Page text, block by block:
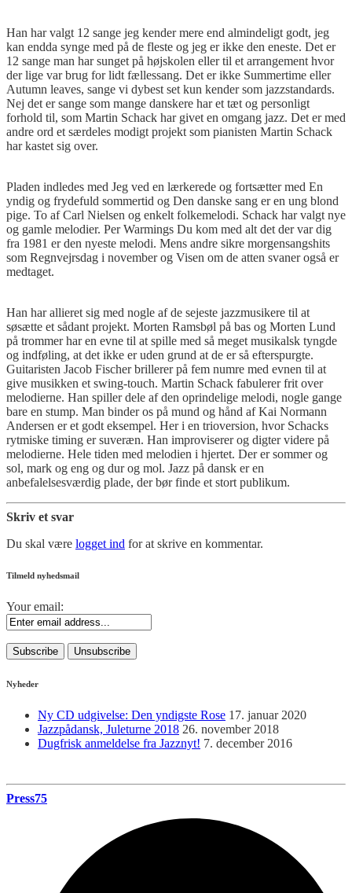
Han har valgt 12 sange jeg kender mere end almindeligt godt, jeg
kan endda synge med på de fleste og jeg er ikke den eneste. Det er
12 sange man har sunget på højskolen eller til et arrangement hvor
der lige var brug for lidt fællessang. Det er ikke Summertime eller
Autumn leaves, sange vi dybest set kun kender som jazzstandards.
Nej det er sange som mange danskere har et tæt og personligt
forhold til, som Martin Schack har givet en omgang jazz. Det er med
andre ord et særdeles modigt projekt som pianisten Martin Schack
har kastet sig over.
Pladen indledes med Jeg ved en lærkerede og fortsætter med En
yndig og frydefuld sommertid og Den danske sang er en ung blond
pige. To af Carl Nielsen og enkelt folkemelodi. Schack har valgt nye
og gamle melodier. Per Warmings Du kom med alt det der var dig
fra 1981 er den nyeste melodi. Mens andre sikre morgensangshits
som Regnvejrsdag i november og Visen om de atten svaner også er
medtaget.
Han har allieret sig med nogle af de sejeste jazzmusikere til at
søsætte et sådant projekt. Morten Ramsbøl på bas og Morten Lund
på trommer har en evne til at spille med så meget musikalsk tyngde
og indføling, at det ikke er uden grund at de er så efterspurgte.
Guitaristen Jacob Fischer brillerer på fem numre med evnen til at
give musikken et swing-touch. Martin Schack fabulerer frit over
melodierne. Han spiller dele af den oprindelige melodi, nogle gange
bare en stump. Man binder os på mund og hånd af Kai Normann
Andersen er et godt eksempel. Her i en trioversion, hvor Schacks
rytmiske timing er suveræn. Han improviserer og digter videre på
melodierne. Hele tiden med melodien i hjertet. Der er sommer og
sol, mark og eng og dur og mol. Jazz på dansk er en
anbefalelsesværdig plade, der bør finde et stort publikum.
Skriv et svar
Du skal være logget ind for at skrive en kommentar.
Tilmeld nyhedsmail
Your email:
Nyheder
Ny CD udgivelse: Den yndigste Rose 17. januar 2020
Jazzpådansk, Juleturne 2018 26. november 2018
Dugfrisk anmeldelse fra Jazznyt! 7. december 2016
Press75